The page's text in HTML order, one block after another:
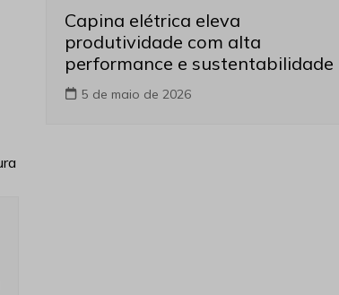
Capina elétrica eleva
produtividade com alta
performance e sustentabilidade
5 de maio de 2026